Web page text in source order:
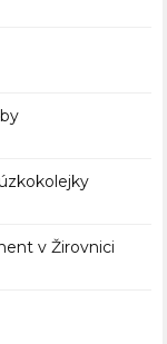
v Žirovnici